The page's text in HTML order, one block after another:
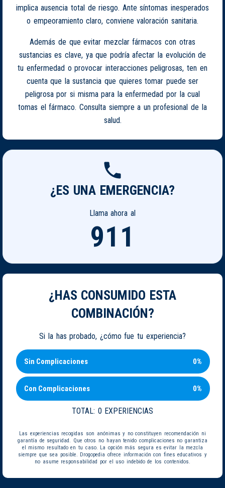
implica ausencia total de riesgo. Ante síntomas inesperados
o empeoramiento claro, conviene valoración sanitaria.
Además de que evitar mezclar fármacos con otras
sustancias es clave, ya que podría afectar la evolución de
tu enfermedad o provocar interacciones peligrosas, ten en
cuenta que la sustancia que quieres tomar puede ser
peligrosa por si misma para la enfermedad por la cual
tomas el fármaco. Consulta siempre a un profesional de la
salud.
¿ES UNA EMERGENCIA?
Llama ahora al
911
¿HAS CONSUMIDO ESTA
COMBINACIÓN?
Si la has probado, ¿cómo fue tu experiencia?
Sin Complicaciones 0%
Con Complicaciones 0%
TOTAL: 0 EXPERIENCIAS
Las experiencias recogidas son anónimas y no constituyen recomendación ni
garantía de seguridad. Que otros no hayan tenido complicaciones no garantiza
el mismo resultado en tu caso. La opción más segura es evitar la mezcla
siempre que sea posible. Drogopedia ofrece información con fines educativos y
no asume responsabilidad por el uso indebido de los contenidos.